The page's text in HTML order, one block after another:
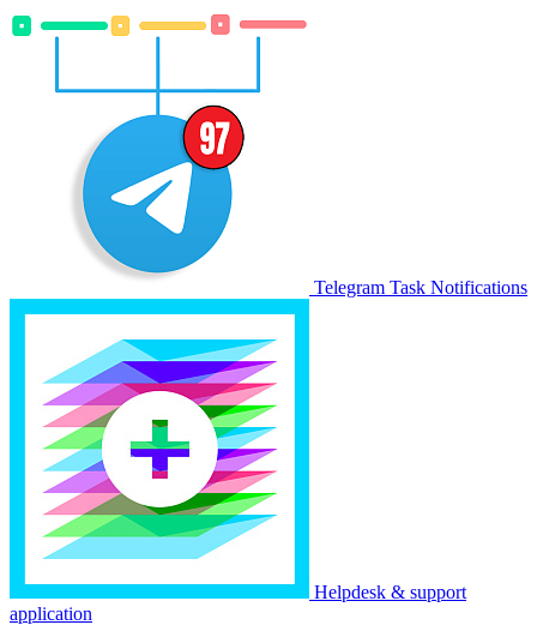
Telegram Task Notifications
Helpdesk & support
application